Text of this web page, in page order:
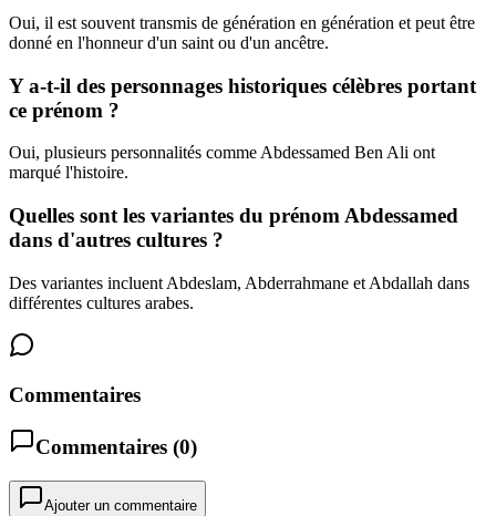
Oui, il est souvent transmis de génération en génération et peut être
donné en l'honneur d'un saint ou d'un ancêtre.
Y a-t-il des personnages historiques célèbres portant
ce prénom ?
Oui, plusieurs personnalités comme Abdessamed Ben Ali ont
marqué l'histoire.
Quelles sont les variantes du prénom Abdessamed
dans d'autres cultures ?
Des variantes incluent Abdeslam, Abderrahmane et Abdallah dans
différentes cultures arabes.
Commentaires
Commentaires (0)
Ajouter un commentaire